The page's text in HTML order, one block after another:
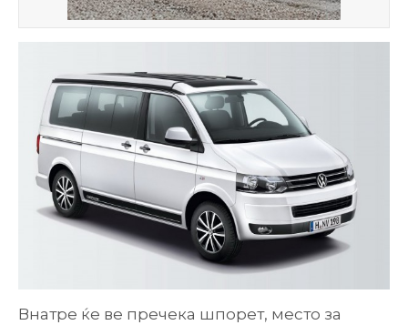
Внатре ќе ве пречека шпорет, место за